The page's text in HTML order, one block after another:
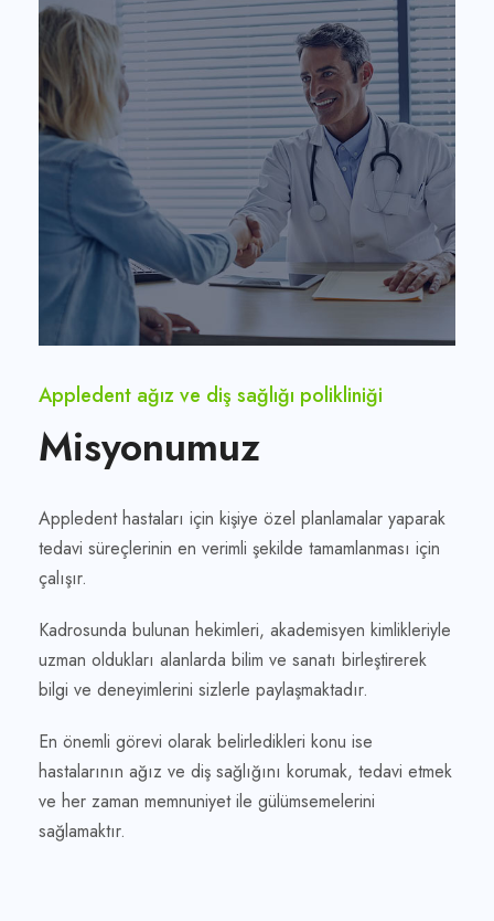
Appledent ağız ve diş sağlığı polikliniği
Misyonumuz
Appledent hastaları için kişiye özel planlamalar yaparak
tedavi süreçlerinin en verimli şekilde tamamlanması için
çalışır.
Kadrosunda bulunan hekimleri, akademisyen kimlikleriyle
uzman oldukları alanlarda bilim ve sanatı birleştirerek
bilgi ve deneyimlerini sizlerle paylaşmaktadır.
En önemli görevi olarak belirledikleri konu ise
hastalarının ağız ve diş sağlığını korumak, tedavi etmek
ve her zaman memnuniyet ile gülümsemelerini
sağlamaktır.